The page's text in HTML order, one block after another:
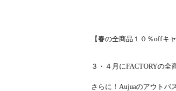
【春の全商品１０％offキ
３・４月にFACTORYの全
さらに！Aujuaのアウトバ